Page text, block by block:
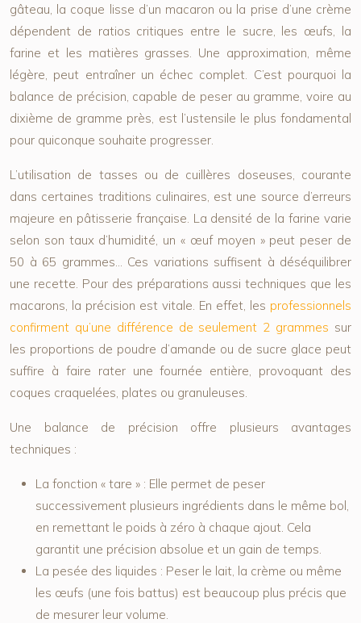
gâteau, la coque lisse d’un macaron ou la prise d’une crème
dépendent de ratios critiques entre le sucre, les œufs, la
farine et les matières grasses. Une approximation, même
légère, peut entraîner un échec complet. C’est pourquoi la
balance de précision, capable de peser au gramme, voire au
dixième de gramme près, est l’ustensile le plus fondamental
pour quiconque souhaite progresser.
L’utilisation de tasses ou de cuillères doseuses, courante
dans certaines traditions culinaires, est une source d’erreurs
majeure en pâtisserie française. La densité de la farine varie
selon son taux d’humidité, un « œuf moyen » peut peser de
50 à 65 grammes… Ces variations suffisent à déséquilibrer
une recette. Pour des préparations aussi techniques que les
macarons, la précision est vitale. En effet, les professionnels
confirment qu’une différence de seulement 2 grammes sur
les proportions de poudre d’amande ou de sucre glace peut
suffire à faire rater une fournée entière, provoquant des
coques craquelées, plates ou granuleuses.
Une balance de précision offre plusieurs avantages
techniques :
La fonction « tare » : Elle permet de peser
successivement plusieurs ingrédients dans le même bol,
en remettant le poids à zéro à chaque ajout. Cela
garantit une précision absolue et un gain de temps.
La pesée des liquides : Peser le lait, la crème ou même
les œufs (une fois battus) est beaucoup plus précis que
de mesurer leur volume.